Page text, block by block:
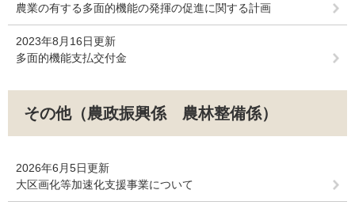
農業の有する多面的機能の発揮の促進に関する計画
2023年8月16日更新
多面的機能支払交付金
その他（農政振興係 農林整備係）
2026年6月5日更新
大区画化等加速化支援事業について